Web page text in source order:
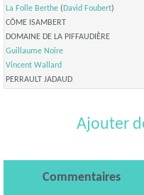
La Folle Berthe ( David Foubert)
CÔME ISAMBERT
DOMAINE DE LA PIFFAUDIÈRE
Guillaume Noire
Vincent Wallard
PERRAULT JADAUD
Ajouter
Commentaires